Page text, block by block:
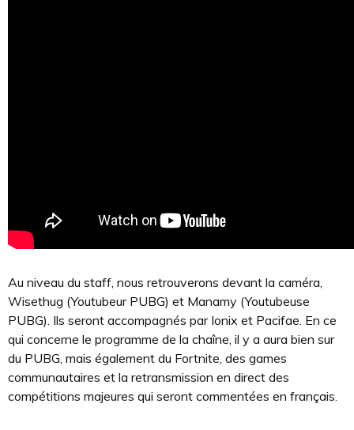
Au niveau du staff, nous retrouverons devant la caméra,
Wisethug (Youtubeur PUBG) et Manamy (Youtubeuse
PUBG). Ils seront accompagnés par Ionix et Pacifae. En ce
qui concerne le programme de la chaîne, il y a aura bien sur
du PUBG, mais également du Fortnite, des games
communautaires et la retransmission en direct des
compétitions majeures qui seront commentées en français.